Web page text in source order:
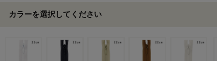
カラーを選択してください